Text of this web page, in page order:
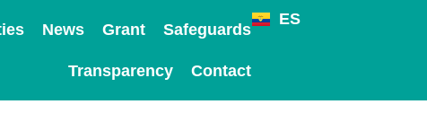
News Grant Safeguards
Transparency Contact
ES